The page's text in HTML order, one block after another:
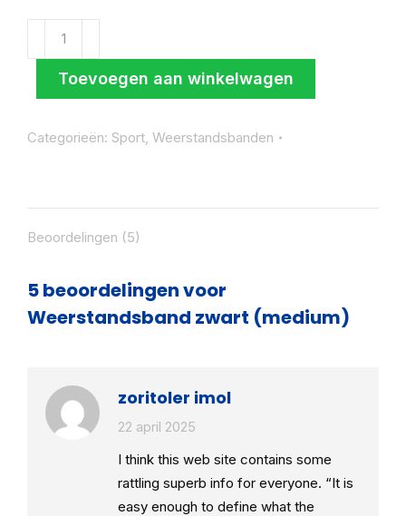
Weerstandsband
(medium)
aantal
Toevoegen aan winkelwagen
Categorieën: Sport, Weerstandsbanden
Beoordelingen (5)
5 beoordelingen voor
Weerstandsband zwart (medium)
zoritoler imol
22 april 2025
I think this web site contains some
rattling superb info for everyone. “It is
easy enough to define what the